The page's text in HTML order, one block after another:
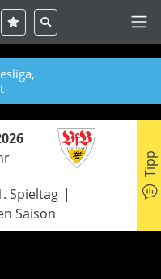
Spieltag
Saison
Tipp